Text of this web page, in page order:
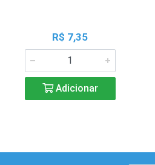
R$ 7,35
Adicionar